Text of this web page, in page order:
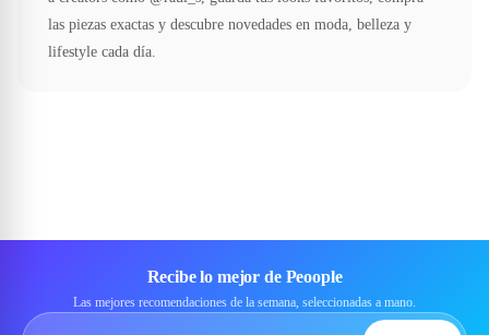
las piezas exactas y descubre novedades en moda, belleza y
lifestyle cada día.
Recibe lo mejor de Peoople
Las mejores recomendaciones de la semana, seleccionadas a mano.